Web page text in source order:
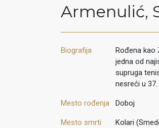
Armenulić,
Biografija
Rođena kao
jedna od
supruga
nesreći u 37.
Mesto rođenja Doboj
Mesto smrti Kolari